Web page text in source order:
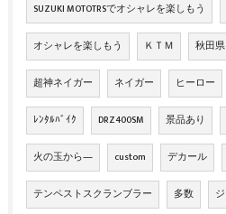
SUZUKI MOTOTRSでオシャレを楽しもう
オシャレを楽しもう ＫＴＭ 秋田県
超神ネイガー ネイガー ヒーロー
ﾚﾝﾀﾙﾊﾞｲｸ DRZ400SM 景品あり
火の玉から― custom デカール
テンペストスクランブラー 多数